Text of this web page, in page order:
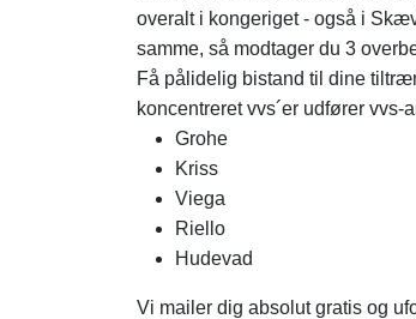
overalt i kongeriget - også i
samme, så modtager du 3
Få pålidelig bistand til dine
koncentreret vvs´er udfører vvs-
Grohe
Kriss
Viega
Riello
Hudevad
Vi mailer dig absolut gratis og